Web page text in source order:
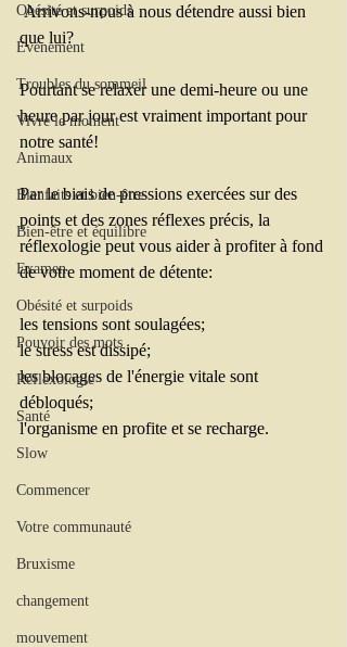
Obésité et surpoids
Événement
Troubles du sommeil
Vivre le moment
Animaux
Bienfaits et bien-être
Bien-être et équilibre
Examen
Obésité et surpoids
Pouvoir des mots
Réflexologie
Santé
Slow
Commencer
Votre communauté
Bruxisme
changement
mouvement
Arrivons-nous à nous détendre aussi bien
que lui?
Pourtant se relaxer une demi-heure ou une
heure par jour est vraiment important pour
notre santé!
Par le biais de pressions exercées sur des
points et des zones réflexes précis, la
réflexologie peut vous aider à profiter à fond
de votre moment de détente:
les tensions sont soulagées;
le stress est dissipé;
les blocages de l'énergie vitale sont
débloqués;
l'organisme en profite et se recharge.